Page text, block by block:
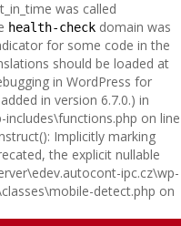
was called
health-check domain was
for some code in the
should be loaded at
in WordPress for
in version 6.7.0.) in
on line
Implicitly marking
the explicit nullable
ipc.cz\wp-
detect.php on